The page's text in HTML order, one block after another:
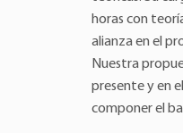
horas con
alianza en el
Nuestra
presente y en
componer el